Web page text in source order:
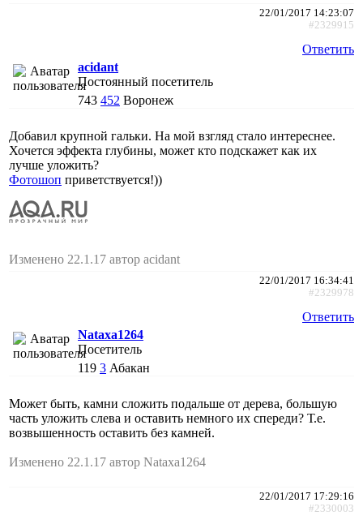
22/01/2017 14:23:07
#2329915
Ответить
acidant
Постоянный посетитель
743 452 Воронеж
Добавил крупной гальки. На мой взгляд стало интереснее.
Хочется эффекта глубины, может кто подскажет как их
лучше уложить?
Фотошоп приветствуется!))
Изменено 22.1.17 автор acidant
22/01/2017 16:34:41
#2329978
Ответить
Nataxa1264
Посетитель
119 3 Абакан
Может быть, камни сложить подальше от дерева, большую
часть уложить слева и оставить немного их спереди? Т.е.
возвышенность оставить без камней.
Изменено 22.1.17 автор Nataxa1264
22/01/2017 17:29:16
#2330003